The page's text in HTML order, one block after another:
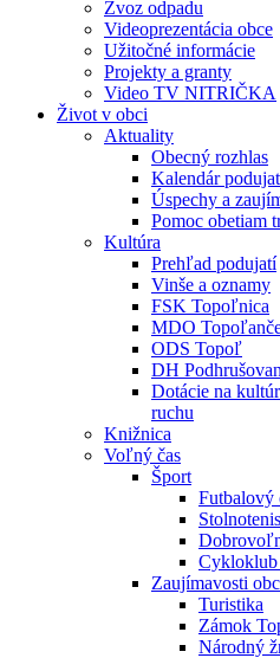
Zvoz odpadu
Videoprezentácia obce
Užitočné informácie
Projekty a granty
Video TV NITRIČKA
Život v obci
Aktuality
Obecný rozhlas
Kalendár
Úspechy a
Pomoc obetiam
Kultúra
Prehľad podujatí
Vinše a oznamy
FSK Topoľnica
MDO
ODS Topoľ
DH Podhrušovan
Dotácie na
ruchu
Knižnica
Voľný čas
Šport
Futbalový
Zaujímavosti
Turistika
Zámok
Národný